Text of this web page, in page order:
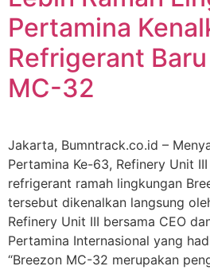
Pertamina
Refrigerant
MC-32
Jakarta, Bumntrack.co.id –
Pertamina Ke-63, Refinery Unit
refrigerant ramah lingkungan
tersebut dikenalkan langsung
Refinery Unit III bersama CEO
Pertamina Internasional yang
“Breezon MC-32 merupakan